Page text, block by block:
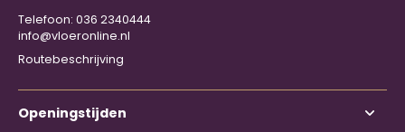
Telefoon: 036 2340444
info@vloeronline.nl
Routebeschrijving
Openingstijden